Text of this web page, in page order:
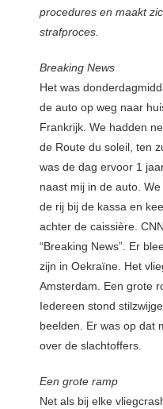
procedures en maakt
strafproces.
Breaking News
Het was
de auto op weg naar
Frankrijk. We hadden
de Route du soleil, ten
was de dag ervoor 1
naast mij in de auto.
de rij bij de kassa en
achter de caissière.
“Breaking News”. Er
zijn in Oekraïne. Het
Amsterdam. Een grote
Iedereen stond
beelden. Er was op dat
over de slachtoffers.
Een grote ramp
Net als bij elke